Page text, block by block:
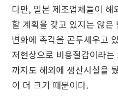
다만, 일본 제조업체들이 해
할 계획을 갖고 있지는 않은
변화에 촉각을 곤두세우고
저현상으로 비용절감이라
까지도 해외에 생산시설을
이 더 크기 때문이다.